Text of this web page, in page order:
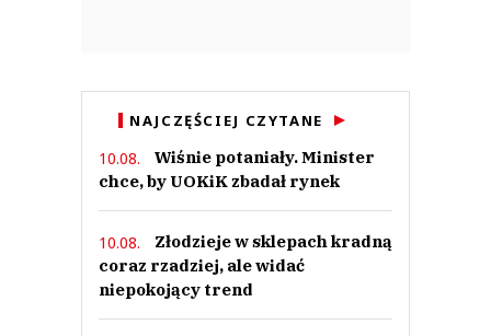
NAJCZĘŚCIEJ CZYTANE
10.08.
Wiśnie potaniały. Minister
chce, by UOKiK zbadał rynek
10.08.
Złodzieje w sklepach kradną
coraz rzadziej, ale widać
niepokojący trend